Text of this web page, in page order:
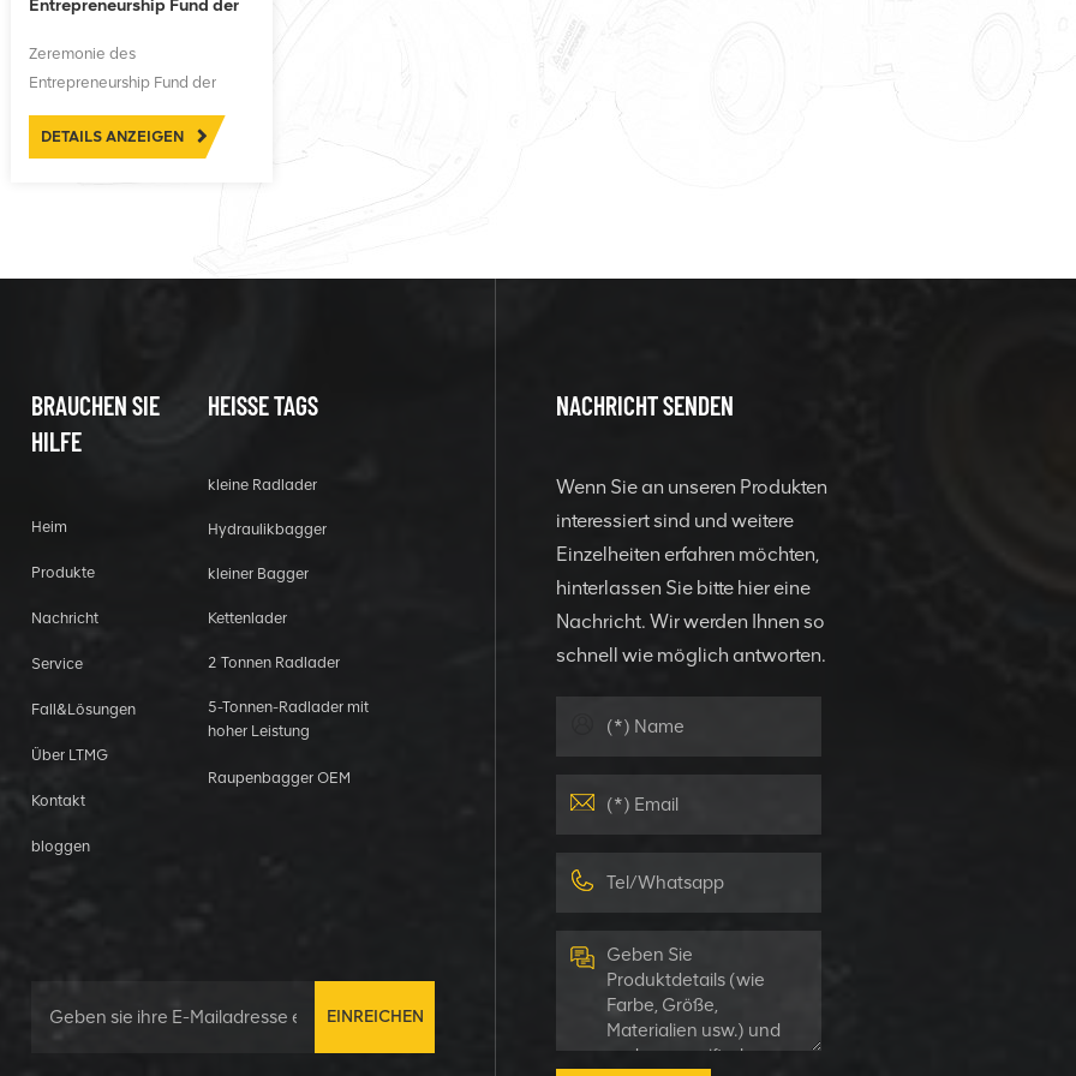
Entrepreneurship Fund der
Zeremonie des
Entrepreneurship Fund der
Hehai-Universität
DETAILS ANZEIGEN
BRAUCHEN SIE
HILFE
Heim
Produkte
Nachricht
Service
Fall&Lösungen
Über LTMG
Kontakt
bloggen
HEISSE TAGS
kleine Radlader
Hydraulikbagger
kleiner Bagger
Kettenlader
2 Tonnen Radlader
5-Tonnen-Radlader mit
hoher Leistung
Raupenbagger OEM
EINREICHEN
NACHRICHT SENDEN
Wenn Sie an unseren Produkten
interessiert sind und weitere
Einzelheiten erfahren möchten,
hinterlassen Sie bitte hier eine
Nachricht. Wir werden Ihnen so
schnell wie möglich antworten.